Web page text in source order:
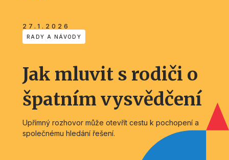
27.1.2026
RADY A NÁVODY
Jak mluvit s rodiči o
špatním vysvědčení
Upřímný rozhovor může otevřít cestu k pochopení a
společnému hledání řešení.